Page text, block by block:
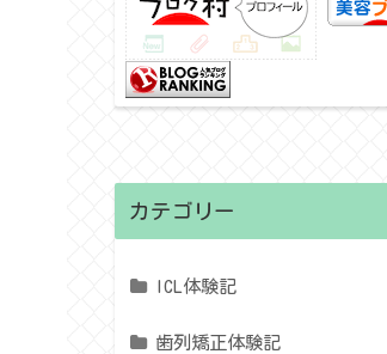
カテゴリー
ICL体験記
歯列矯正体験記